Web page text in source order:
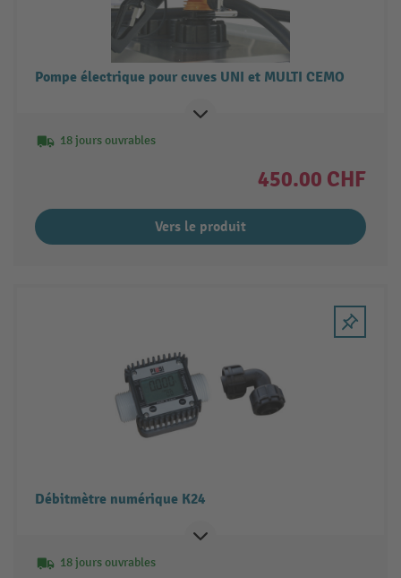
Pompe électrique pour cuves UNI et MULTI CEMO
18 jours ouvrables
450.00 CHF
Vers le produit
Débitmètre numérique K24
18 jours ouvrables